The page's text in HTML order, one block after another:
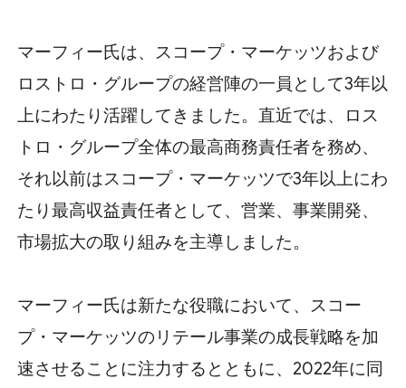
マーフィー氏は、スコープ・マーケッツおよび
ロストロ・グループの経営陣の一員として3年以
上にわたり活躍してきました。直近では、ロス
トロ・グループ全体の最高商務責任者を務め、
それ以前はスコープ・マーケッツで3年以上にわ
たり最高収益責任者として、営業、事業開発、
市場拡大の取り組みを主導しました。
マーフィー氏は新たな役職において、スコー
プ・マーケッツのリテール事業の成長戦略を加
速させることに注力するとともに、2022年に同